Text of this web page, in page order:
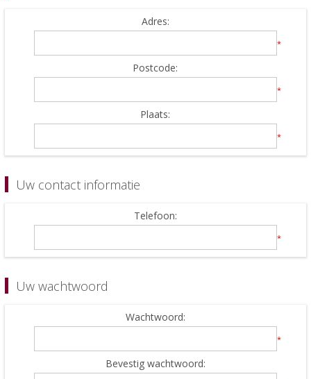
Adres:
*
Postcode:
*
Plaats:
*
Uw contact informatie
Telefoon:
*
Uw wachtwoord
Wachtwoord:
*
Bevestig wachtwoord: